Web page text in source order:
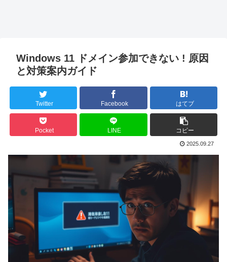
Windows 11 ドメイン参加できない ! 原因
と対策案内ガイド
Twitter Facebook はてブ
Pocket LINE コピー
2025.09.27